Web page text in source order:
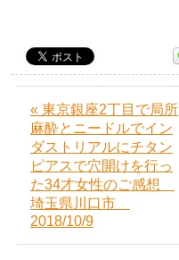
« 東京銀座2丁目で局所
麻酔とニードルでイン
ダストリアルにチタン
ピアスで穴開けを行っ
た34才女性のご感想
埼玉県川口市
2018/10/9